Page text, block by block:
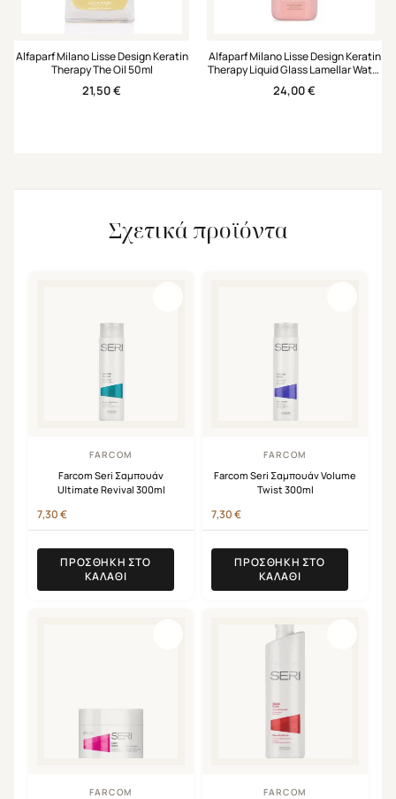
Alfaparf Milano Lisse Design Keratin
Therapy The Oil 50ml
21,50€
Alfaparf Milano Lisse Design Keratin
Therapy Liquid Glass Lamellar Water
250ml
24,00€
Σχετικά προϊόντα
FARCOM
Farcom Seri Σαμπουάν
Ultimate Revival 300ml
7,30€
ΠΡΟΣΘΉΚΗ ΣΤΟ
ΚΑΛΆΘΙ
FARCOM
Farcom Seri Σαμπουάν Volume
Twist 300ml
7,30€
ΠΡΟΣΘΉΚΗ ΣΤΟ
ΚΑΛΆΘΙ
FARCOM FARCOM